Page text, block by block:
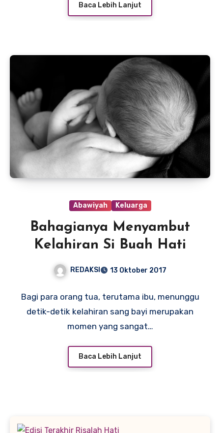
Baca Lebih Lanjut
Abawiyah Keluarga
Bahagianya Menyambut
Kelahiran Si Buah Hati
REDAKSI 13 Oktober 2017
Bagi para orang tua, terutama ibu, menunggu
detik-detik kelahiran sang bayi merupakan
momen yang sangat…
Baca Lebih Lanjut